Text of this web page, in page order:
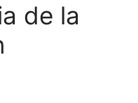
de la